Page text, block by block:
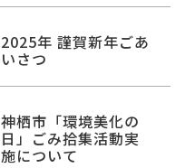
2025年 謹賀新年ごあ
いさつ
神栖市「環境美化の
日」ごみ拾集活動実
施について